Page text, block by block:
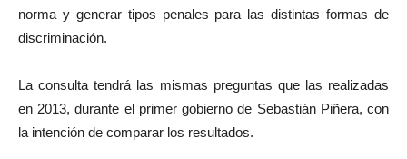
norma y generar tipos penales para las distintas formas de
discriminación.
La consulta tendrá las mismas preguntas que las realizadas
en 2013, durante el primer gobierno de Sebastián Piñera, con
la intención de comparar los resultados.